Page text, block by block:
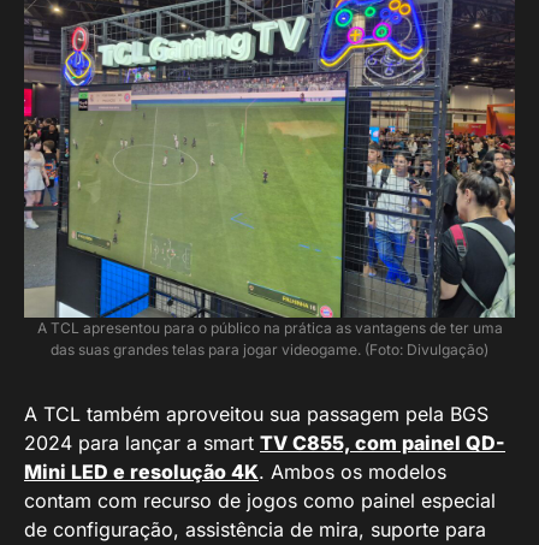
A TCL apresentou para o público na prática as vantagens de ter uma
das suas grandes telas para jogar videogame. (Foto: Divulgação)
A TCL também aproveitou sua passagem pela BGS
2024 para lançar a smart TV C855, com painel QD-
Mini LED e resolução 4K. Ambos os modelos
contam com recurso de jogos como painel especial
de configuração, assistência de mira, suporte para